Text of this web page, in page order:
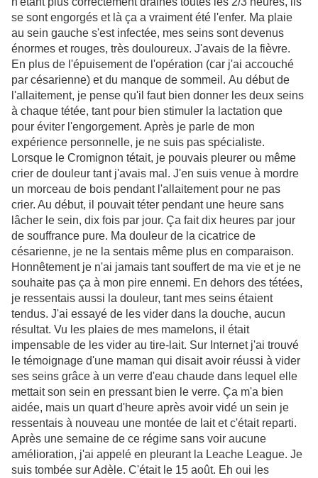
se sont engorgés et là ça a vraiment été l'enfer. Ma plaie
au sein gauche s'est infectée, mes seins sont devenus
énormes et rouges, très douloureux. J'avais de la fièvre.
En plus de l'épuisement de l'opération (car j'ai accouché
par césarienne) et du manque de sommeil. Au début de
l'allaitement, je pense qu'il faut bien donner les deux seins
à chaque tétée, tant pour bien stimuler la lactation que
pour éviter l'engorgement. Après je parle de mon
expérience personnelle, je ne suis pas spécialiste.
Lorsque le Cromignon tétait, je pouvais pleurer ou même
crier de douleur tant j'avais mal. J'en suis venue à mordre
un morceau de bois pendant l'allaitement pour ne pas
crier. Au début, il pouvait téter pendant une heure sans
lâcher le sein, dix fois par jour. Ça fait dix heures par jour
de souffrance pure. Ma douleur de la cicatrice de
césarienne, je ne la sentais même plus en comparaison.
Honnêtement je n'ai jamais tant souffert de ma vie et je ne
souhaite pas ça à mon pire ennemi. En dehors des tétées,
je ressentais aussi la douleur, tant mes seins étaient
tendus. J'ai essayé de les vider dans la douche, aucun
résultat. Vu les plaies de mes mamelons, il était
impensable de les vider au tire-lait. Sur Internet j'ai trouvé
le témoignage d'une maman qui disait avoir réussi à vider
ses seins grâce à un verre d'eau chaude dans lequel elle
mettait son sein en pressant bien le verre. Ça m'a bien
aidée, mais un quart d'heure après avoir vidé un sein je
ressentais à nouveau une montée de lait et c'était reparti.
Après une semaine de ce régime sans voir aucune
amélioration, j'ai appelé en pleurant la Leache League. Je
suis tombée surAdèle. C'était le 15 août. Eh oui les